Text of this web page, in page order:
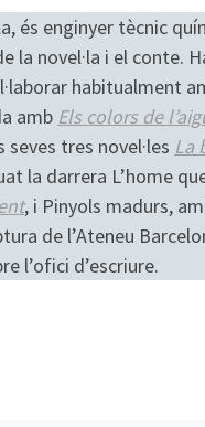
és enginyer tècnic
novel·la i el conte.
habitualment
amb Els colors de
seves tres novel·les La
la darrera L’home
, i Pinyols madurs,
de l’Ateneu
l’ofici d’escriure.